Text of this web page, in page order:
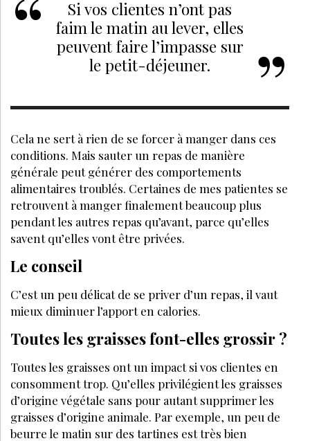
Esthéticienne : aidez votre cliente à
prendre soin d'elle grâce à la
naturopathie
DIÉTÉTIQUE & NUTRITION DÉCEMBRE 2023
Misez sur la nutricosmétique en institut